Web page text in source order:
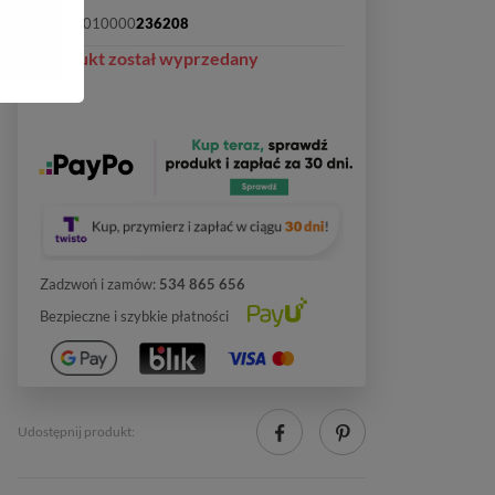
2010000236208
Produkt został wyprzedany
Zadzwoń i zamów: 534 865 656
Bezpieczne i szybkie płatności
Udostępnij produkt: